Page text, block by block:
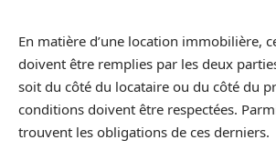
En matière d’une location immobilière,
doivent être remplies par les deux
soit du côté du locataire ou du côté du
conditions doivent être respectées.
trouvent les obligations de ces derniers.